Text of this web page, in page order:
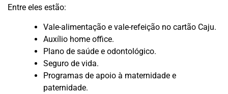
Entre eles estão:
Vale-alimentação e vale-refeição no cartão Caju.
Auxílio home office.
Plano de saúde e odontológico.
Seguro de vida.
Programas de apoio à maternidade e
paternidade.